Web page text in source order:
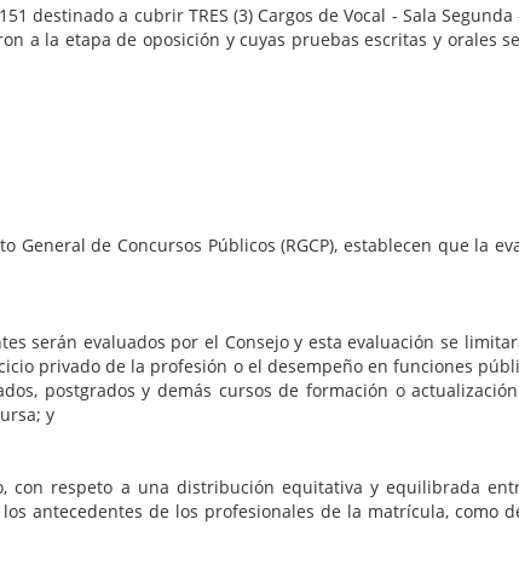
a cubrir TRES (3) Cargos de Vocal - Sala Segunda
a la etapa de oposición y cuyas pruebas escritas y orales
de Concursos Públicos (RGCP), establecen que la
evaluados por el Consejo y esta evaluación se
privado de la profesión o el desempeño en funciones
postgrados y demás cursos de formación o
y
a una distribución equitativa y equilibrada
antecedentes de los profesionales de la matrícula, como